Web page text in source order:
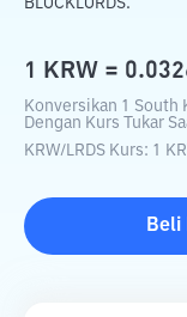
BLOCKLORDS.
1 KRW =
Konversikan 1 South
Dengan Kurs Tukar
KRW/LRDS Kurs: 1
Beli